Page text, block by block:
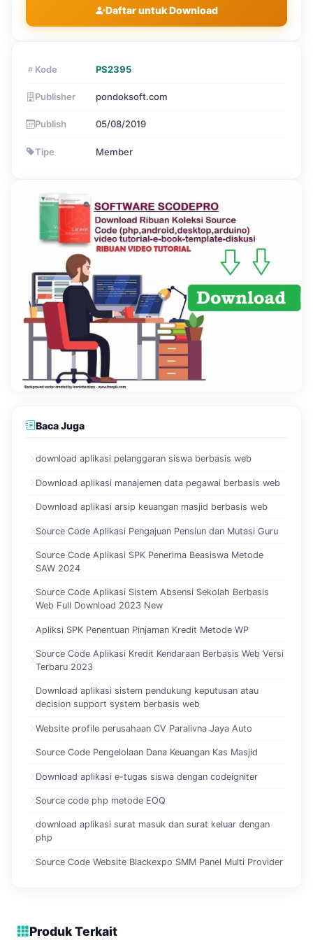
Daftar untuk Download
Kode PS2395
Publisher pondoksoft.com
Publish 05/08/2019
Tipe Member
Baca Juga
download aplikasi pelanggaran siswa berbasis web
Download aplikasi manajemen data pegawai berbasis web
Download aplikasi arsip keuangan masjid berbasis web
Source Code Aplikasi Pengajuan Pensiun dan Mutasi Guru
Source Code Aplikasi SPK Penerima Beasiswa Metode
SAW 2024
Source Code Aplikasi Sistem Absensi Sekolah Berbasis
Web Full Download 2023 New
Apliksi SPK Penentuan Pinjaman Kredit Metode WP
Source Code Aplikasi Kredit Kendaraan Berbasis Web Versi
Terbaru 2023
Download aplikasi sistem pendukung keputusan atau
decision support system berbasis web
Website profile perusahaan CV Paralivna Jaya Auto
Source Code Pengelolaan Dana Keuangan Kas Masjid
Download aplikasi e-tugas siswa dengan codeigniter
Source code php metode EOQ
download aplikasi surat masuk dan surat keluar dengan
php
Source Code Website Blackexpo SMM Panel Multi Provider
Produk Terkait